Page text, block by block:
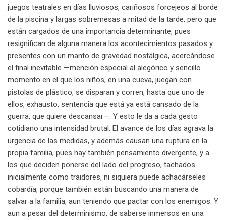
juegos teatrales en días lluviosos, cariñosos forcejeos al borde
de la piscina y largas sobremesas a mitad de la tarde, pero que
están cargados de una importancia determinante, pues
resignifican de alguna manera los acontecimientos pasados y
presentes con un manto de gravedad nostálgica, acercándose
el final inevitable —mención especial al alegórico y sencillo
momento en el que los niños, en una cueva, juegan con
pistolas de plástico, se disparan y corren, hasta que uno de
ellos, exhausto, sentencia que está ya está cansado de la
guerra, que quiere descansar—. Y esto le da a cada gesto
cotidiano una intensidad brutal. El avance de los días agrava la
urgencia de las medidas, y además causan una ruptura en la
propia familia, pues hay también pensamiento divergente, y a
los que deciden ponerse del lado del progreso, tachados
inicialmente como traidores, ni siquiera puede achacárseles
cobardía, porque también están buscando una manera de
salvar a la familia, aun teniendo que pactar con los enemigos. Y
aun a pesar del determinismo, de saberse inmersos en una